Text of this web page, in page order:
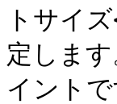
トサイ
定しま
イント